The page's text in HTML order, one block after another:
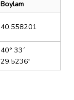
Boylam
40.558201
40° 33´
29.5236"